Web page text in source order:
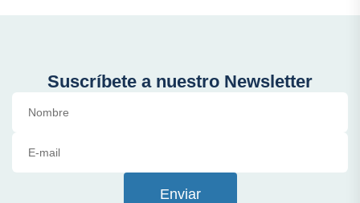
Suscríbete a nuestro Newsletter
Enviar